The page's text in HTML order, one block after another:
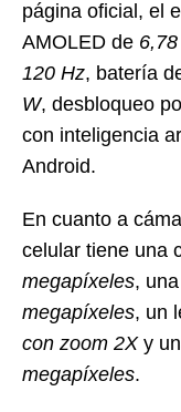
página oficial, el
AMOLED de
120 Hz, batería
W, desbloqueo
con inteligencia
Android.
En cuanto a
celular tiene una
megapíxeles,
megapíxeles, un
con zoom 2Xy
megapíxeles.